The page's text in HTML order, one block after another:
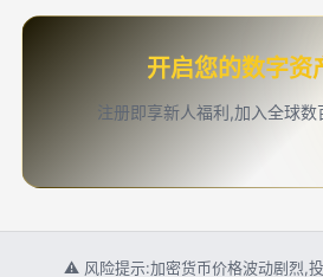
开启您的数字资
注册即享新人福利,加入全球
⚠ 风险提示:加密货币价格波动剧烈,